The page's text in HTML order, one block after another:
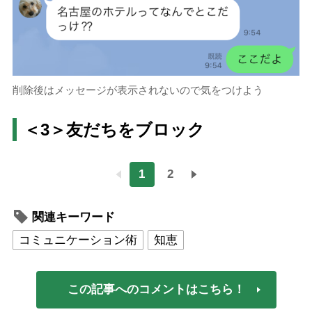
削除後はメッセージが表示されないので気をつけよう
＜3＞友だちをブロック
1 2
関連キーワード
コミュニケーション術
知恵
この記事へのコメントはこちら！